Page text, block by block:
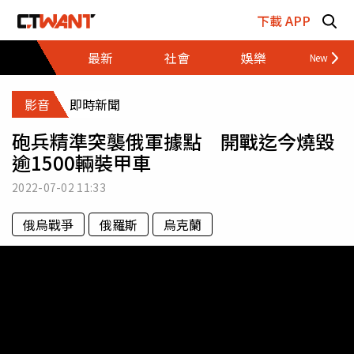
下載 APP
最新
社會 娛樂 財經
影音 即時新聞
砲兵精準突襲俄軍據點 開戰迄今燒毀
逾1500輛裝甲車
2022-07-02 11:33
俄烏戰爭 俄羅斯 烏克蘭